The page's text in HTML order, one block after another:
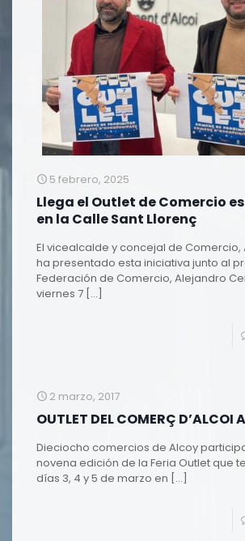
5 febrero, 2025
Llega el Outlet de Comercio
en la Calle Sant Llorenç
El vicealcalde y concejal de Comercio,
ha presentado esta iniciativa junto al
Federación de Comercio, Alejandro
viernes 7 […]
2 marzo, 2017
OUTLET DEL COMERÇ D’ALCOI
Dieciocho comercios de Alcoy
novena edición de la Feria Outlet que
días 3, 4 y 5 de marzo en […]